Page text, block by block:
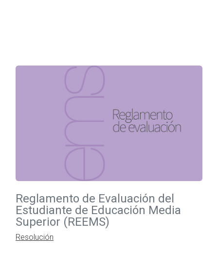
Reglamento de Evaluación del
Estudiante de Educación Media
Superior (REEMS)
Resolución